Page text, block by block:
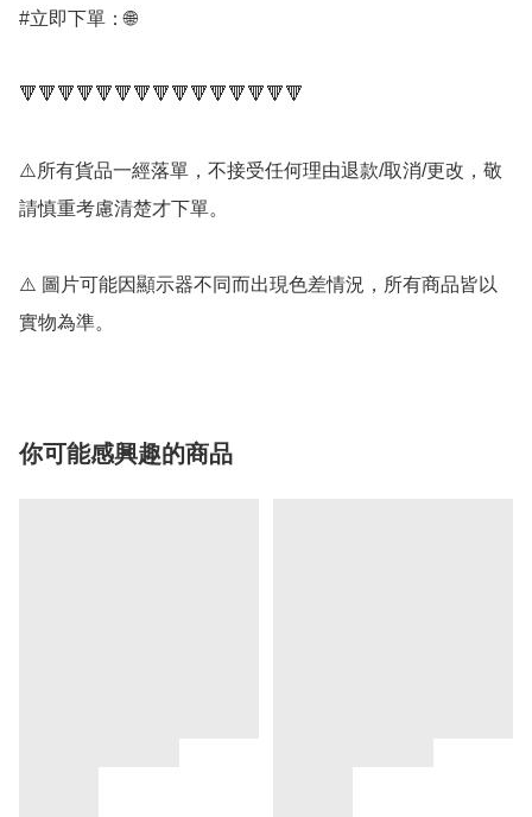
#立即下單：🌐
🔻🔻🔻🔻🔻🔻🔻🔻🔻🔻🔻🔻🔻🔻🔻
⚠️所有貨品一經落單，不接受任何理由退款/取消/更改，敬
請慎重考慮清楚才下單。
⚠️ 圖片可能因顯示器不同而出現色差情況，所有商品皆以
實物為準。
你可能感興趣的商品